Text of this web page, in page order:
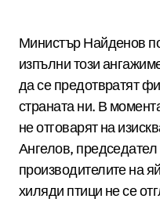
Министър Найденов
изпълни този
да се предотвратят
страната ни. В
не отговарят на
Ангелов,
производителите на
хиляди птици не се